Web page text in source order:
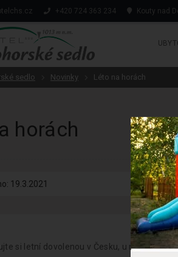
+420 724 363 234 Kouty nad
sedlo Novinky Léto na horách
horách
19.3.2021
si letní dovolenou v Česku, u nás na